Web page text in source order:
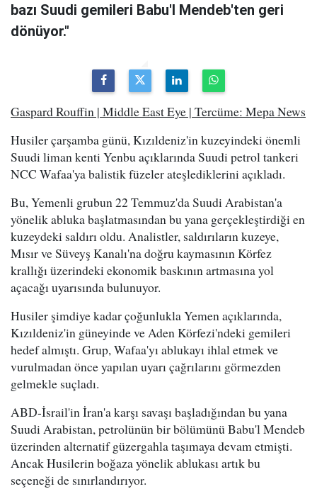
bazı Suudi gemileri Babu'l Mendeb'ten geri
dönüyor."
Gaspard Rouffin | Middle East Eye | Tercüme: Mepa News
Husiler çarşamba günü, Kızıldeniz'in kuzeyindeki önemli
Suudi liman kenti Yenbu açıklarında Suudi petrol tankeri
NCC Wafaa'ya balistik füzeler ateşlediklerini açıkladı.
Bu, Yemenli grubun 22 Temmuz'da Suudi Arabistan'a
yönelik abluka başlatmasından bu yana gerçekleştirdiği en
kuzeydeki saldırı oldu. Analistler, saldırıların kuzeye,
Mısır ve Süveyş Kanalı'na doğru kaymasının Körfez
krallığı üzerindeki ekonomik baskının artmasına yol
açacağı uyarısında bulunuyor.
Husiler şimdiye kadar çoğunlukla Yemen açıklarında,
Kızıldeniz'in güneyinde ve Aden Körfezi'ndeki gemileri
hedef almıştı. Grup, Wafaa'yı ablukayı ihlal etmek ve
vurulmadan önce yapılan uyarı çağrılarını görmezden
gelmekle suçladı.
ABD-İsrail'in İran'a karşı savaşı başladığından bu yana
Suudi Arabistan, petrolünün bir bölümünü Babu'l Mendeb
üzerinden alternatif güzergahla taşımaya devam etmişti.
Ancak Husilerin boğaza yönelik ablukası artık bu
seçeneği de sınırlandırıyor.